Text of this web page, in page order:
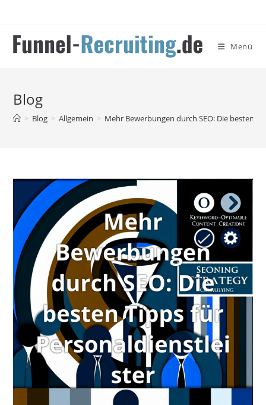
springen
Menü
Blog
> Blog > Allgemein > Mehr Bewerbungen durch SEO: Die besten